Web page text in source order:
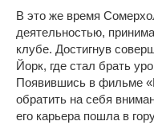
В это же время
деятельностью,
клубе. Достигнув
Йорк, где стал брать
Появившись в фильме
обратить на себя
его карьера пошла в